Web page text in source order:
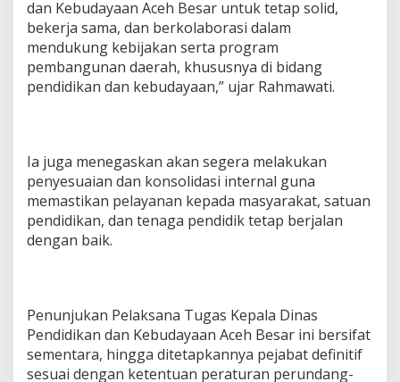
dan Kebudayaan Aceh Besar untuk tetap solid,
bekerja sama, dan berkolaborasi dalam
mendukung kebijakan serta program
pembangunan daerah, khususnya di bidang
pendidikan dan kebudayaan,” ujar Rahmawati.
Ia juga menegaskan akan segera melakukan
penyesuaian dan konsolidasi internal guna
memastikan pelayanan kepada masyarakat, satuan
pendidikan, dan tenaga pendidik tetap berjalan
dengan baik.
Penunjukan Pelaksana Tugas Kepala Dinas
Pendidikan dan Kebudayaan Aceh Besar ini bersifat
sementara, hingga ditetapkannya pejabat definitif
sesuai dengan ketentuan peraturan perundang-